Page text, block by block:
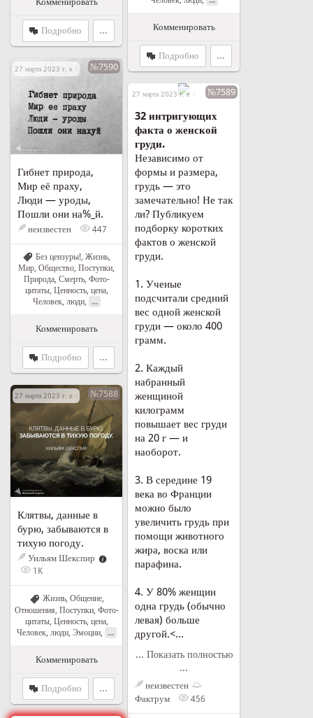
Комменировать
Подробно ...
Подробно ...
27 марта 2023 г. в 18:50№7590
Гибнет природа,
Мир её праху,
Люди — уроды,
Пошли они на%_й.
неизвестен 447
Без цензуры! Жизнь
Мир, Общество, Поступки,
Природа, Смерть, Фото-
цитаты, Ценность, цена,
Человек, люди, ...
Комменировать
Подробно ...
27 марта 2023 г. в 17:59№7589
32 интригующих
факта о женской
груди.
Независимо от
формы и размера,
грудь — это
замечательно! Не так
ли? Публикуем
подборку коротких
фактов о женской
груди.
1. Ученые
подсчитали средний
вес одной женской
груди — около 400
грамм.
2. Каждый
набранный
женщиной
килограмм
повышает вес груди
на 20 г — и
наоборот.
3. В середине 19
века во Франции
можно было
увеличить грудь при
помощи животного
жира, воска или
парафина.
4. У 80% женщин
одна грудь (обычно
левая) больше
другой.<...
... Показать полностью
...
неизвестен
Фактрум
456
27 марта 2023 г. в 17:37№7588
Клятвы, данные в
бурю, забываются в
тихую погоду.
Уильям Шекспир
1K
Жизнь, Общение,
Отношения Поступки, Фото-
цитаты, Ценность, цена,
Человек, люди, Эмоции, ...
Комменировать
Подробно ...